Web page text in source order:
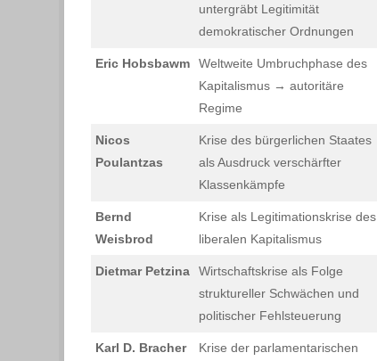
untergräbt Legitimität
demokratischer Ordnungen
Eric Hobsbawm
Weltweite Umbruchphase des
Kapitalismus → autoritäre
Regime
Nicos
Poulantzas
Krise des bürgerlichen Staates
als Ausdruck verschärfter
Klassenkämpfe
Bernd
Weisbrod
Krise als Legitimationskrise des
liberalen Kapitalismus
Dietmar Petzina
Wirtschaftskrise als Folge
struktureller Schwächen und
politischer Fehlsteuerung
Karl D. Bracher
Krise der parlamentarischen